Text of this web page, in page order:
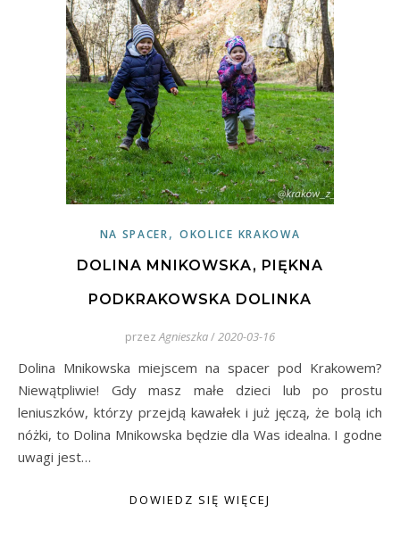
NA SPACER, OKOLICE KRAKOWA
DOLINA MNIKOWSKA, PIĘKNA
PODKRAKOWSKA DOLINKA
przez Agnieszka/2020-03-16
Dolina Mnikowska miejscem na spacer pod Krakowem?
Niewątpliwie! Gdy masz małe dzieci lub po prostu
leniuszków, którzy przejdą kawałek i już jęczą, że bolą ich
nóżki, to Dolina Mnikowska będzie dla Was idealna. I godne
uwagi jest…
DOWIEDZ SIĘ WIĘCEJ